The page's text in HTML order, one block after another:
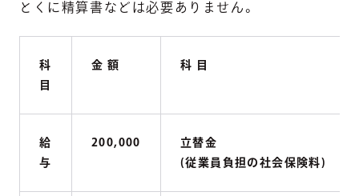
とくに精算書などは必要ありません。
科
目
金 額 科 目
給
与
200,000
立替金
(従業員負担の社会保険料)